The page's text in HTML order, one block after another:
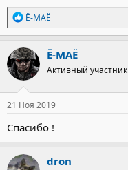
Р
е
а
к
ц
и
и
:
Ё-МАЁ
Ё-МАЁ
Активный участник
21 Ноя 2019
Спасибо !
dron